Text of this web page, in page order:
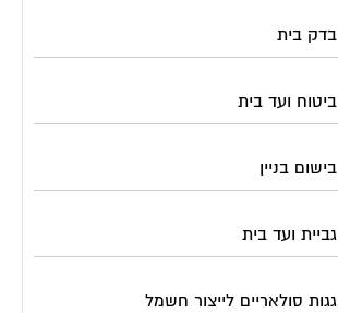
בדק בית
ביטוח ועד בית
בישום בניין
גביית ועד בית
גגות סולאריים לייצור חשמל